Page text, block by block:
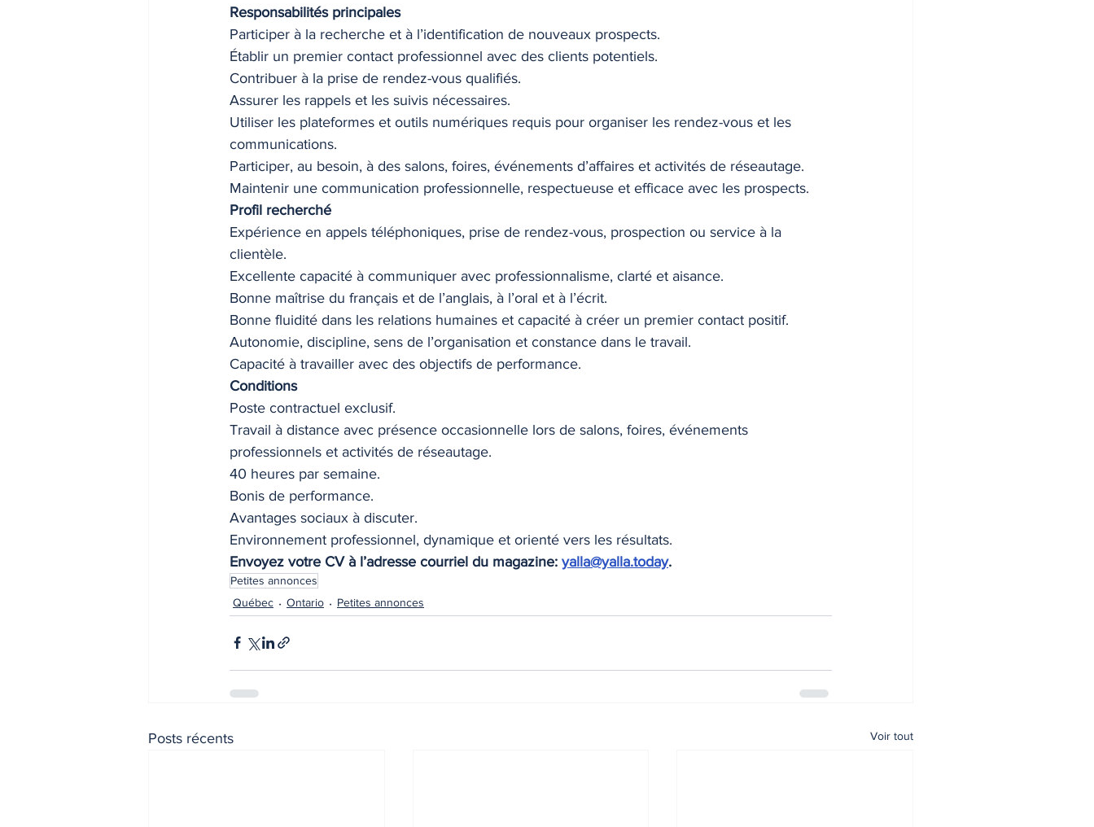
Responsabilités principales
Participer à la recherche et à l’identification de nouveaux prospects.
Établir un premier contact professionnel avec des clients potentiels.
Contribuer à la prise de rendez-vous qualifiés.
Assurer les rappels et les suivis nécessaires.
Utiliser les plateformes et outils numériques requis pour organiser les rendez-vous et les
communications.
Participer, au besoin, à des salons, foires, événements d’affaires et activités de réseautage.
Maintenir une communication professionnelle, respectueuse et efficace avec les prospects.
Profil recherché
Expérience en appels téléphoniques, prise de rendez-vous, prospection ou service à la
clientèle.
Excellente capacité à communiquer avec professionnalisme, clarté et aisance.
Bonne maîtrise du français et de l’anglais, à l’oral et à l’écrit.
Bonne fluidité dans les relations humaines et capacité à créer un premier contact positif.
Autonomie, discipline, sens de l’organisation et constance dans le travail.
Capacité à travailler avec des objectifs de performance.
Conditions
Poste contractuel exclusif.
Travail à distance avec présence occasionnelle lors de salons, foires, événements
professionnels et activités de réseautage.
40 heures par semaine.
Bonis de performance.
Avantages sociaux à discuter.
Environnement professionnel, dynamique et orienté vers les résultats.
Envoyez votre CV à l’adresse courriel du magazine: yalla@yalla.today.
Petites annonces
Québec
Ontario Petites annonces
Posts récents Voir tout